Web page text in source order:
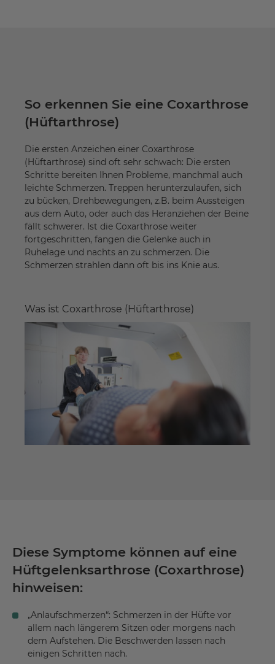
So erkennen Sie eine Coxarthrose
(Hüftarthrose)
Die ersten Anzeichen einer Coxarthrose
(Hüftarthrose) sind oft sehr schwach: Die ersten
Schritte bereiten Ihnen Probleme, manchmal auch
leichte Schmerzen. Treppen herunterzulaufen, sich
zu bücken, Drehbewegungen, z.B. beim Aussteigen
aus dem Auto, oder auch das Heranziehen der Beine
fällt schwerer. Ist die Coxarthrose weiter
fortgeschritten, fangen die Gelenke auch in
Ruhelage und nachts an zu schmerzen. Die
Schmerzen strahlen dann oft bis ins Knie aus.
Was ist Coxarthrose (Hüftarthrose)
Diese Symptome können auf eine
Hüftgelenksarthrose (Coxarthrose)
hinweisen:
„Anlaufschmerzen“: Schmerzen in der Hüfte vor
allem nach längerem Sitzen oder morgens nach
dem Aufstehen. Die Beschwerden lassen nach
einigen Schritten nach.